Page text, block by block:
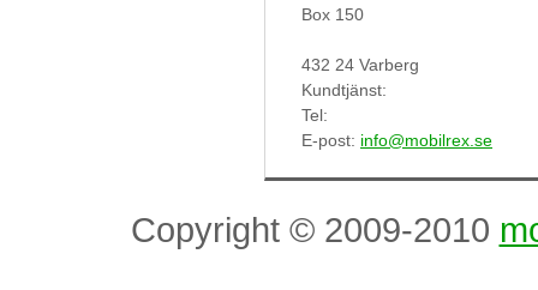
Box 150
432 24 Varberg
Kundtjänst:
Tel:
E-post: info@mobilrex.se
Copyright © 2009-2010